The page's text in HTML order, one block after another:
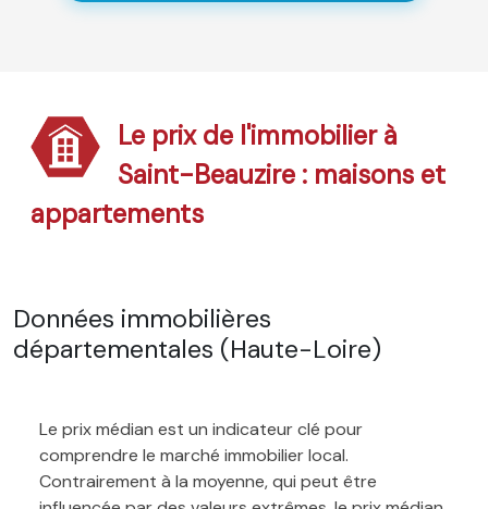
Le prix de l'immobilier à
Saint-Beauzire : maisons et
appartements
Données immobilières
départementales (Haute-Loire)
Le prix médian est un indicateur clé pour
comprendre le marché immobilier local.
Contrairement à la moyenne, qui peut être